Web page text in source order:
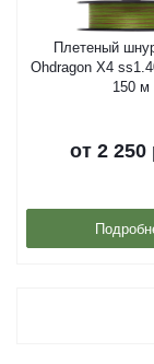
Плетеный
Ohdragon X4
150 м
от 2 250